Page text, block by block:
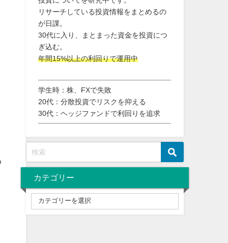
リサーチしている投資情報をまとめるの
が日課。
30代に入り、まとまった資金を投資につ
ぎ込む。
年間15%以上の利回りで運用中
学生時：株、FXで失敗
20代：分散投資でリスクを抑える
30代：ヘッジファンドで利回りを追求
カテゴリー